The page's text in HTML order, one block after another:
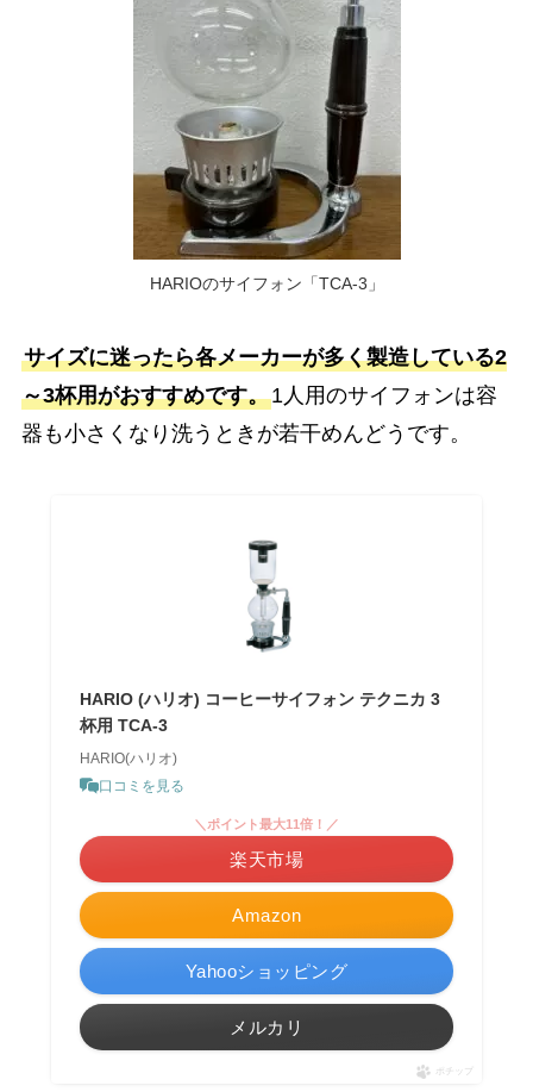
HARIOのサイフォン「TCA-3」
サイズに迷ったら各メーカーが多く製造している2
～3杯用がおすすめです。1人用のサイフォンは容
器も小さくなり洗うときが若干めんどうです。
HARIO (ハリオ) コーヒーサイフォン テクニカ 3
杯用 TCA-3
HARIO(ハリオ)
口コミを見る
Amazon
＼ポイント最大11倍！／
楽天市場
Yahooショッピング
メルカリ
ポチップ